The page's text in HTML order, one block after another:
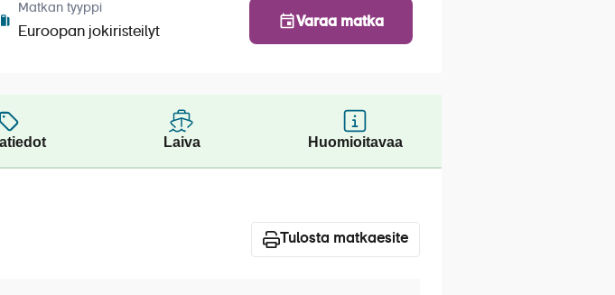
Matkan tyyppi
Euroopan jokiristeilyt
Varaa matka
Laiva Huomioitavaa
Tulosta matkaesite